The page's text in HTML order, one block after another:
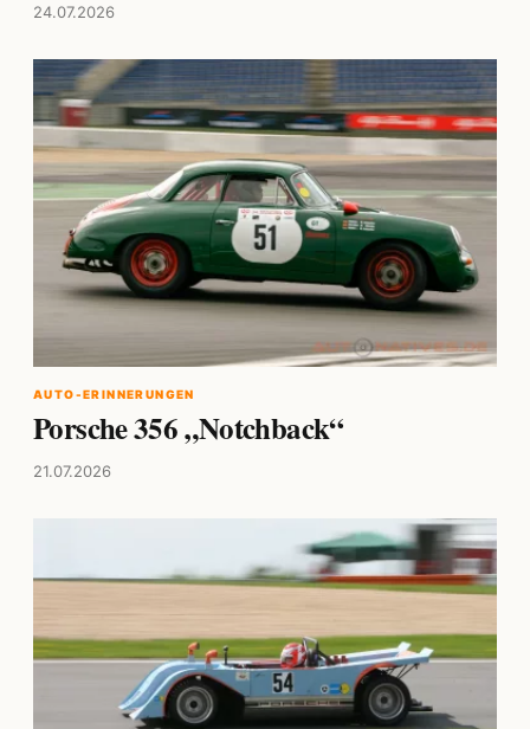
24.07.2026
AUTO-ERINNERUNGEN
Porsche 356 „Notchback“
21.07.2026